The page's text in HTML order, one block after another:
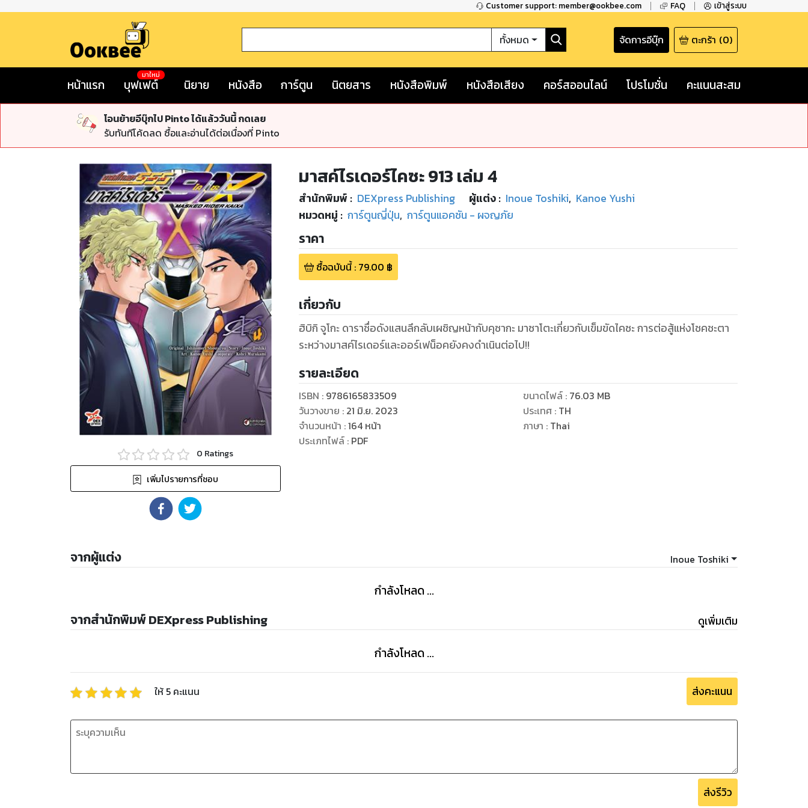
Customer support: member@ookbee.com FAQ เข้าสู่ระบบ
ทั้งหมด จัดการอีบุ๊ก ตะกร้า (0)
หน้าแรก บุฟเฟต์
มาใหม่
นิยาย หนังสือ การ์ตูน นิตยสาร หนังสือพิมพ์ หนังสือเสียง คอร์สออนไลน์ โปรโมชั่น คะแนนสะสม
โอนย้ายอีบุ๊กไป Pinto ได้แล้ววันนี้ กดเลย
รับทันทีโค้ดลด ซื้อและอ่านได้ต่อเนื่องที่ Pinto
0 Ratings
เพิ่มไปรายการที่ชอบ
มาสค์ไรเดอร์ไคซะ 913 เล่ม 4
สำนักพิมพ์ : DEXpress Publishing ผู้แต่ง : Inoue Toshiki, Kanoe Yushi
หมวดหมู่ : การ์ตูนญี่ปุ่น, การ์ตูนแอคชัน - ผจญภัย
ราคา
ซื้อฉบับนี้: 79.00 ฿
เกี่ยวกับ
ฮิบิกิ จูโกะ ดาราชื่อดังแสนลึกลับเผชิญหน้ากับคุซากะ มาซาโตะเกี่ยวกับเข็มขัดไคซะ การต่อสู้แห่งโชคชะตา
รายละเอียด
ISBN : 9786165833509
วันวางขาย : 21 มิ.ย. 2023
จำนวนหน้า :164 หน้า
ประเภทไฟล์: PDF
ขนาดไฟล์: 76.03 MB
ประเทศ : TH
ภาษา : Thai
จากผู้แต่ง Inoue Toshiki
กำลังโหลด ...
จากสำนักพิมพ์ DEXpress Publishing ดูเพิ่มเติม
กำลังโหลด ...
ให้ 5 คะแนน ส่งคะแนน
ส่งรีวิว